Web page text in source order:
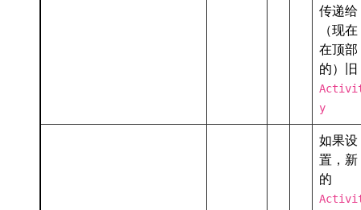
传递给
（现在
在顶部
的）旧
y
如果设
置，新
的